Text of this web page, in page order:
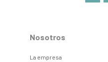
Nosotros
La empresa